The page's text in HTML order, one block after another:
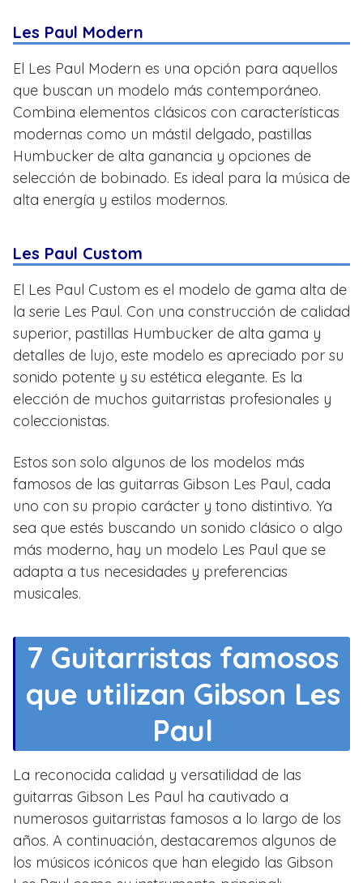
Les Paul Modern
El Les Paul Modern es una opción para aquellos
que buscan un modelo más contemporáneo.
Combina elementos clásicos con características
modernas como un mástil delgado, pastillas
Humbucker de alta ganancia y opciones de
selección de bobinado. Es ideal para la música de
alta energía y estilos modernos.
Les Paul Custom
El Les Paul Custom es el modelo de gama alta de
la serie Les Paul. Con una construcción de calidad
superior, pastillas Humbucker de alta gama y
detalles de lujo, este modelo es apreciado por su
sonido potente y su estética elegante. Es la
elección de muchos guitarristas profesionales y
coleccionistas.
Estos son solo algunos de los modelos más
famosos de las guitarras Gibson Les Paul, cada
uno con su propio carácter y tono distintivo. Ya
sea que estés buscando un sonido clásico o algo
más moderno, hay un modelo Les Paul que se
adapta a tus necesidades y preferencias
musicales.
7 Guitarristas famosos
que utilizan Gibson Les
Paul
La reconocida calidad y versatilidad de las
guitarras Gibson Les Paul ha cautivado a
numerosos guitarristas famosos a lo largo de los
años. A continuación, destacaremos algunos de
los músicos icónicos que han elegido las Gibson